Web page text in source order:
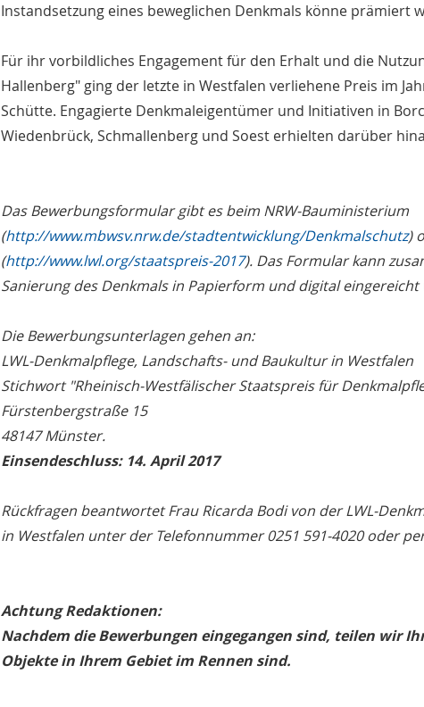
Instandsetzung eines beweglichen Denkmals könne prämiert
Für ihr vorbildliches Engagement für den Erhalt und die
Hallenberg" ging der letzte in Westfalen verliehene Preis im
Schütte. Engagierte Denkmaleigentümer und Initiativen in
Wiedenbrück, Schmallenberg und Soest erhielten darüber
Das Bewerbungsformular gibt es beim NRW-Bauministerium
(http://www.mbwsv.nrw.de/stadtentwicklung/Denkmalschutz)
(http://www.lwl.org/staatspreis-2017). Das Formular kann
Sanierung des Denkmals in Papierform und digital eingereicht
Die Bewerbungsunterlagen gehen an:
LWL-Denkmalpflege, Landschafts- und Baukultur in Westfalen
Stichwort "Rheinisch-Westfälischer Staatspreis für
Fürstenbergstraße 15
48147 Münster.
Einsendeschluss: 14. April 2017
Rückfragen beantwortet Frau Ricarda Bodi von der LWL-
in Westfalen unter der Telefonnummer 0251 591-4020 oder
Achtung Redaktionen:
Nachdem die Bewerbungen eingegangen sind, teilen wir
Objekte in Ihrem Gebiet im Rennen sind.